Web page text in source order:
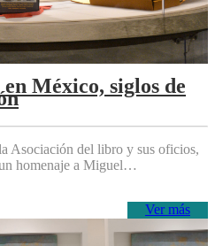
México, siglos de
Asociación del libro y sus oficios,
homenaje a Miguel…
Ver más